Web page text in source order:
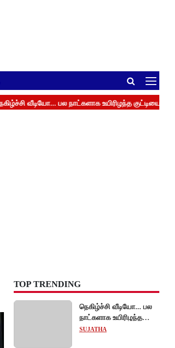
TOP TRENDING
நெகிழ்ச்சி வீடியோ... பல
நாட்களாக உயிரிழந்த
குட்டியை முதுகில் சுமந்து
SUJATHA